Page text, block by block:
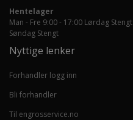
Hentelager
Man - Fre 9:00 - 17:00 Lørdag Stengt
Søndag Stengt
Nyttige lenker
Forhandler logg inn
Bli forhandler
Til engrosservice.no